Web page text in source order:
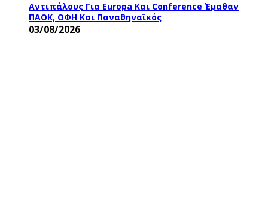
Αντιπάλους Για Europa Και Conference Έμαθαν
ΠΑΟΚ, ΟΦΗ Και Παναθηναϊκός
03/08/2026